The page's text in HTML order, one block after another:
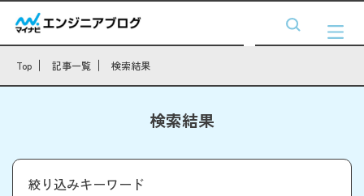
Top 記事一覧 検索結果
検索結果
絞り込みキーワード